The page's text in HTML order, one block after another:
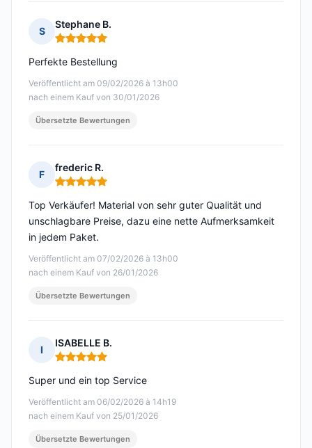
S
Stephane B.
Hinweis: 5 von 5
Veröffentlicht am 09/02/2026 à 13h00
nach einem Kauf von 30/01/2026
Perfekte Bestellung
Übersetzte Bewertungen
F
frederic R.
Hinweis: 5 von 5
Veröffentlicht am 07/02/2026 à 13h00
nach einem Kauf von 26/01/2026
Top Verkäufer! Material von sehr guter Qualität und
unschlagbare Preise, dazu eine nette Aufmerksamkeit
in jedem Paket.
Übersetzte Bewertungen
I
ISABELLE B.
Hinweis: 5 von 5
Veröffentlicht am 06/02/2026 à 14h19
nach einem Kauf von 25/01/2026
Super und ein top Service
Übersetzte Bewertungen